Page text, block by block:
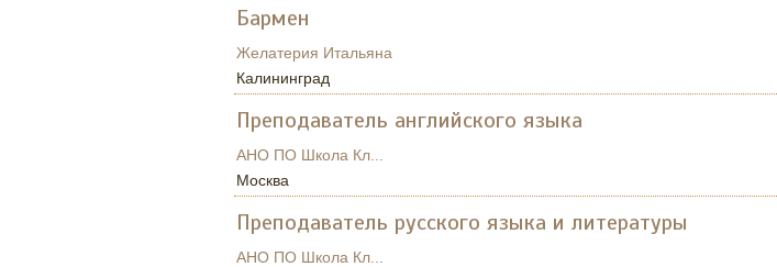
Бармен
Желатерия Итальяна
Калининград
Преподаватель английского языка
АНО ПО Школа Кл...
Москва
Преподаватель русского языка и литературы
АНО ПО Школа Кл...